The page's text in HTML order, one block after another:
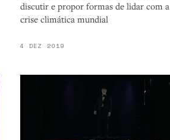
discutir e propor formas de lidar com a
crise climática mundial
4 DEZ 2019